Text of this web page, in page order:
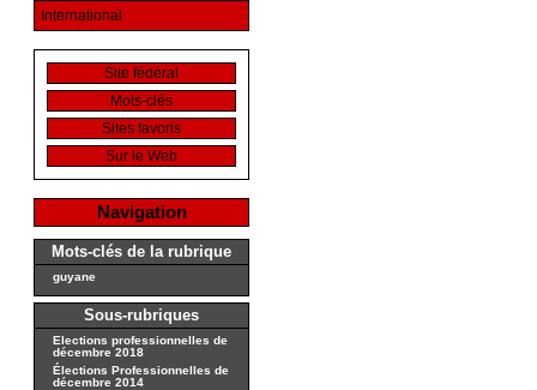
International
Site fédéral
Mots-clés
Sites favoris
Sur le Web
Navigation
Mots-clés de la rubrique
guyane
Sous-rubriques
Elections professionnelles de
décembre 2018
Élections Professionnelles de
décembre 2014